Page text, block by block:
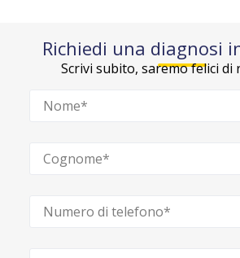
Richiedi una diagnosi
Scrivi subito, saremo felici di